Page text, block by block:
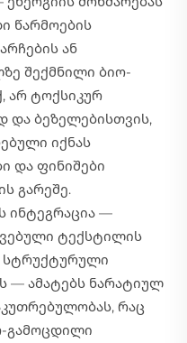
წარმოების
ან
შექმნილი ბიო-
არ ტოქსიკურ
და ბეზელებისთვის,
იქნას
და ფინიშები
გარეშე.
ინტეგრაცია —
ტექსტილის
სტრუქტურული
— ამატებს ნარატიულ
რაც
გამოცდილი